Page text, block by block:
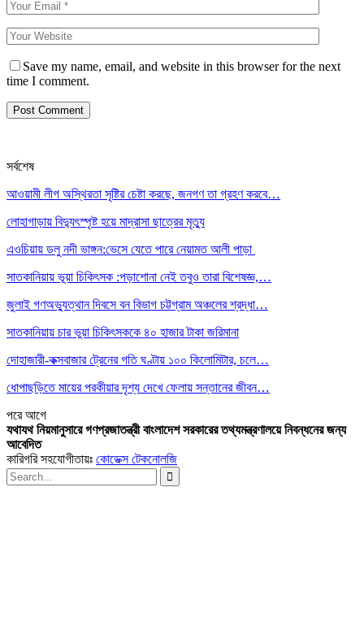
Save my name, email, and website in this browser for the next
time I comment.
সর্বশেষ
আওয়ামী লীগ অস্থিরতা সৃষ্টির চেষ্টা করছে, জনগণ তা গ্রহণ করবে…
লোহাগাড়ায় বিদ্যুৎস্পৃষ্ট হয়ে মাদ্রাসা ছাত্রের মৃত্যু
এওচিয়ায় ডলু নদী ভাঙ্গন:ভেসে যেতে পারে নেয়ামত আলী পাড়া
সাতকানিয়ায় ভূয়া চিকিৎসক :পড়াশোনা নেই তবুও তারা বিশেষজ্ঞ,…
জুলাই গণঅভ্যুত্থান দিবসে বন বিভাগ চট্টগ্রাম অঞ্চলের শ্রদ্ধা…
সাতকানিয়ায় চার ভুয়া চিকিৎসককে ৪০ হাজার টাকা জরিমানা
দোহাজারী-কক্সবাজার ট্রেনের গতি ঘণ্টায় ১০০ কিলোমিটার, চলে…
ধোপাছড়িতে মায়ের পরকীয়ার দৃশ্য দেখে ফেলায় সন্তানের জীবন…
পরেআগে
যথাযথ নিয়মানুসারে গণপ্রজাতন্ত্রী বাংলাদেশ সরকারের তথ্যমন্ত্রণালয়ে নিবন্ধনের জন্য
আবেদিত
কারিগরি সহযোগীতায়ঃ কোডেক্স টেকনোলজি